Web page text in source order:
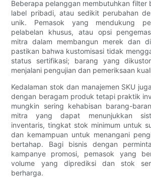
Beberapa pelanggan membutuhkan filter
label pribadi, atau sedikit perubahan
unik. Pemasok yang mendukung
pelabelan khusus, atau opsi
mitra dalam membangun merek dan
pastikan bahwa kustomisasi tidak
status sertifikasi; barang yang
menjalani pengujian dan pemeriksaan
Kedalaman stok dan manajemen SKU
dengan beragam produk tetapi praktik
mungkin sering kehabisan barang-
mitra yang dapat menunjukkan
inventaris, tingkat stok minimum untuk
dan kemampuan untuk menangani
bertahap. Bagi bisnis dengan
kampanye promosi, pemasok yang
volume yang diprediksi dan stok
berharga.